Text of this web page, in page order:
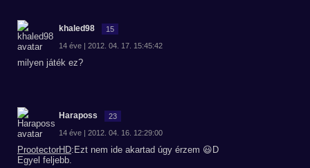
khaled98 15
14 éve | 2012. 04. 17. 15:45:42
milyen játék ez?
Haraposs 23
14 éve | 2012. 04. 16. 12:29:00
ProotectorHD:Ezt nem ide akartad úgy érzem 😃D
Egyel feljebb.